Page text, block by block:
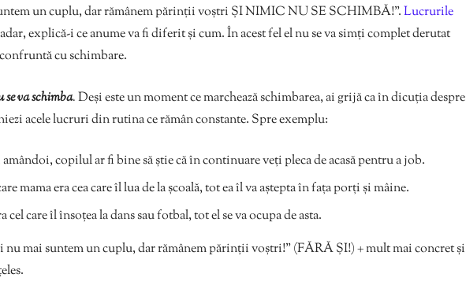
un cuplu, dar rămânem părinții voștri ȘI NIMIC NU SE SCHIMBĂ!”.Lucrurile
explică-i ce anume va fi diferit și cum. În acest fel el nu se va simți complet derutat
cu schimbare.
se va schimba.Deși este un moment ce marchează schimbarea, ai grijă ca în dicuția despre
acele lucruri din rutina ce rămân constante. Spre exemplu:
copilul ar fi bine să știe că în continuare veți pleca de acasă pentru a job.
mama era cea care îl lua de la școală, tot ea îl va aștepta în fața porți și mâine.
cel care îl însoțea la dans sau fotbal, tot el se va ocupa de asta.
nu mai suntem un cuplu, dar rămânem părinții voștri!” (FĂRĂ ȘI!) + mult mai concret și